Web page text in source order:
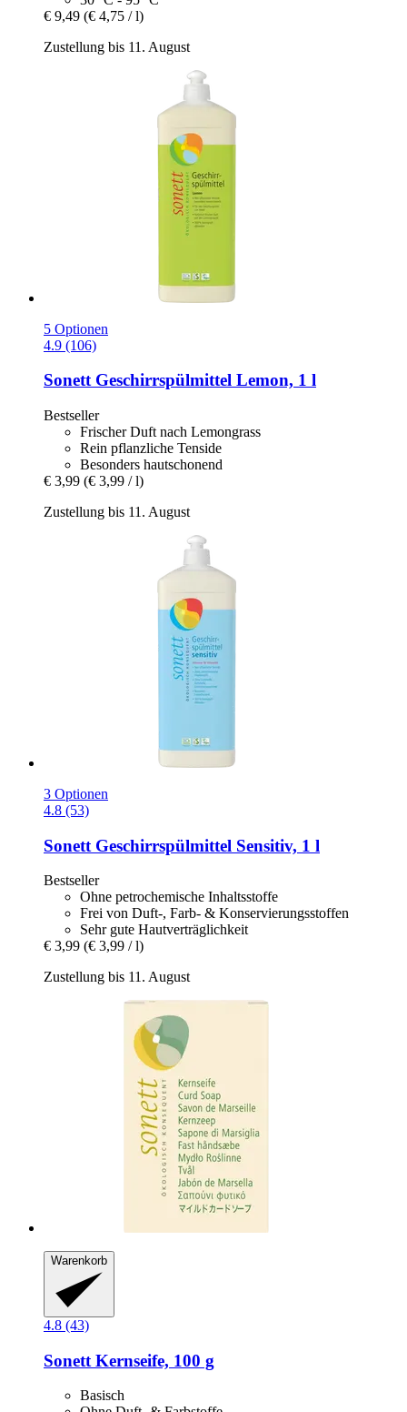
€ 9,49 (€ 4,75 / l)
Zustellung bis 11. August
5 Optionen
4.9 (106)
SonettGeschirrspülmittel Lemon, 1 l
Bestseller
Frischer Duft nach Lemongrass
Rein pflanzliche Tenside
Besonders hautschonend
€ 3,99 (€ 3,99 / l)
Zustellung bis 11. August
3 Optionen
4.8 (53)
Sonett Geschirrspülmittel Sensitiv, 1 l
Bestseller
Ohne petrochemische Inhaltsstoffe
Frei von Duft-, Farb- & Konservierungsstoffen
Sehr gute Hautverträglichkeit
€ 3,99 (€ 3,99 / l)
Zustellung bis 11. August
Warenkorb
4.8 (43)
Sonett Kernseife, 100 g
Basisch